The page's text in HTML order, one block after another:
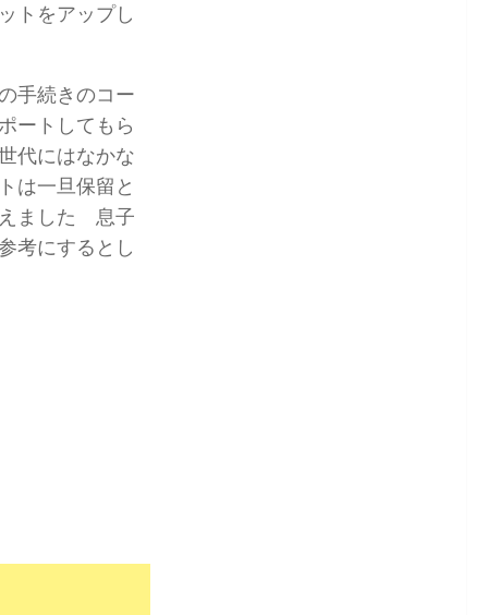
トをアップし
手続きのコー
ートしてもら
代にはなかな
は一旦保留と
えました 息子
考にするとし